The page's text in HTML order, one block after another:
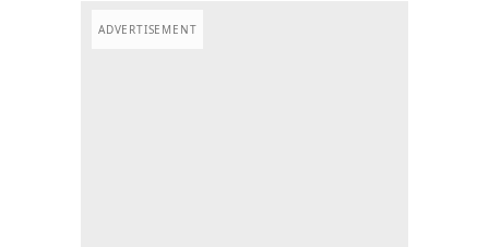
ADVERTISEMENT